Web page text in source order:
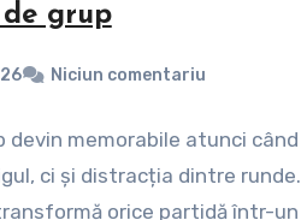
grup
Niciun comentariu
devin memorabile atunci când
ci și distracția dintre runde.
orice partidă într-un